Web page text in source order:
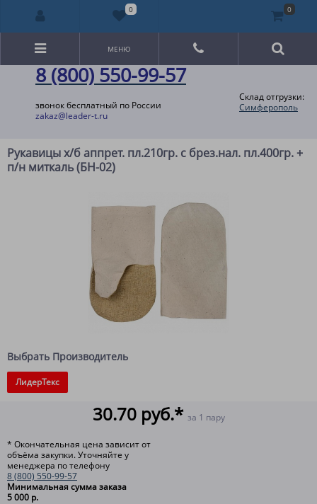
8 (800) 550-99-57
звонок бесплатный по России
zakaz@leader-t.ru
Склад отгрузки:
Симферополь
МЕНЮ
Рукавицы х/б аппрет. пл.210гр. с брез.нал. пл.400гр. +
п/н миткаль (БН-02)
Выбрать Производитель
ЛидерТекс
30.70 руб.* за 1 пару
* Окончательная цена зависит от
объёма закупки. Уточняйте у
менеджера по телефону
8 (800) 550-99-57
Минимальная сумма заказа
5 000 р.
0 0